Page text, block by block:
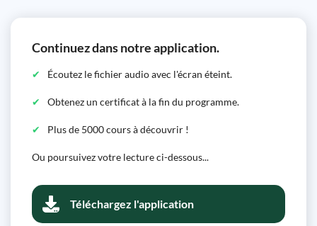
Continuez dans notre application.
Écoutez le fichier audio avec l'écran éteint.
Obtenez un certificat à la fin du programme.
Plus de 5000 cours à découvrir !
Ou poursuivez votre lecture ci-dessous...
Téléchargez l'application